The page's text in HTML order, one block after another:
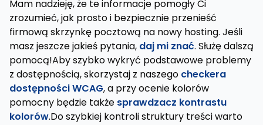
Mam nadzieję, że te informacje pomogły Ci
zrozumieć, jak prosto i bezpiecznie przenieść
firmową skrzynkę pocztową na nowy hosting. Jeśli
masz jeszcze jakieś pytania, daj mi znać. Służę dalszą
pomocą!Aby szybko wykryć podstawowe problemy
z dostępnością, skorzystaj z naszego checkera
dostępności WCAG, a przy ocenie kolorów
pomocny będzie także sprawdzacz kontrastu
kolorów.Do szybkiej kontroli struktury treści warto